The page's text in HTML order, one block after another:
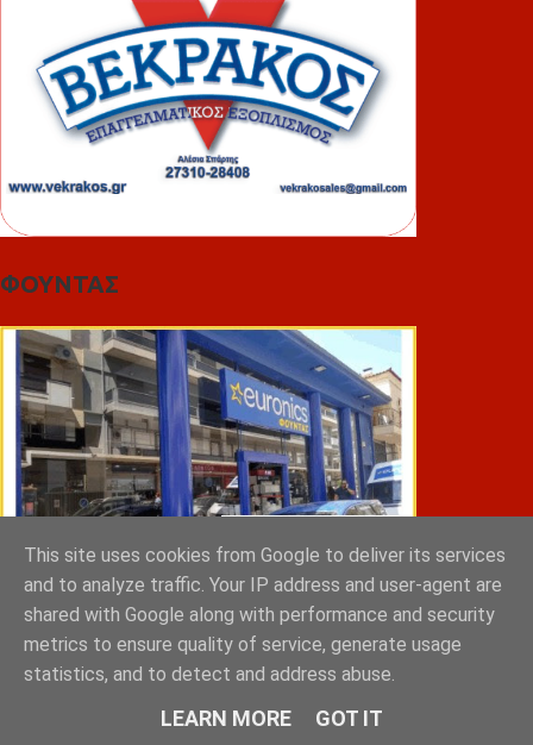
ΦΟΥΝΤΑΣ
ΣΠΥΡΑΚΗΣ ΠΑΝΑΓΙΩΤΗΣ & YIOI ΣΠΑΡΤΗ
This site uses cookies from Google to deliver its services
and to analyze traffic. Your IP address and user-agent are
shared with Google along with performance and security
metrics to ensure quality of service, generate usage
statistics, and to detect and address abuse.
LEARN MORE GOT IT